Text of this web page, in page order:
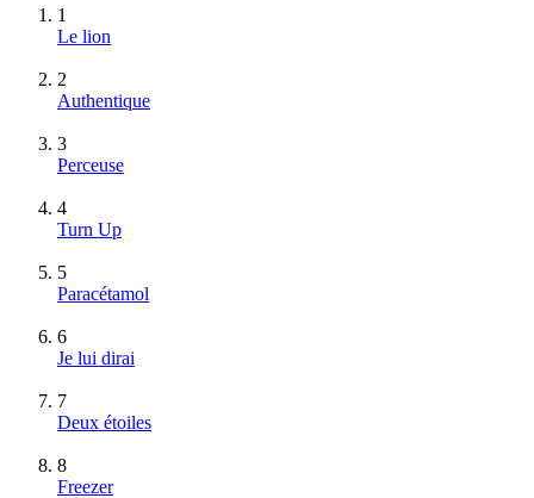
1
Le lion
2
Authentique
3
Perceuse
4
Turn Up
5
Paracétamol
6
Je lui dirai
7
Deux étoiles
8
Freezer